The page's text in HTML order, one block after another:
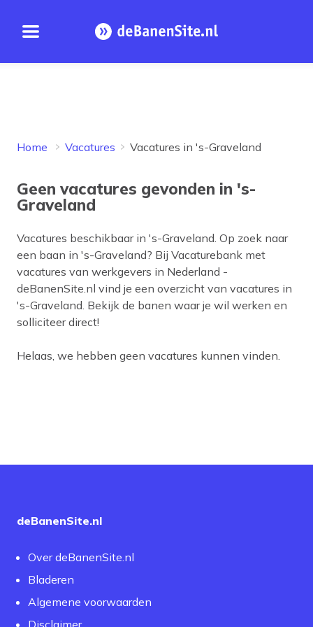
Open menu Homepage
Home Vacatures Vacatures in 's-Graveland
Geen vacatures gevonden in 's-
Graveland
Vacatures beschikbaar in 's-Graveland. Op zoek naar
een baan in 's-Graveland? Bij Vacaturebank met
vacatures van werkgevers in Nederland -
deBanenSite.nl vind je een overzicht van vacatures in
's-Graveland. Bekijk de banen waar je wil werken en
solliciteer direct!
Helaas, we hebben geen vacatures kunnen vinden.
deBanenSite.nl
Over deBanenSite.nl
Bladeren
Algemene voorwaarden
Disclaimer